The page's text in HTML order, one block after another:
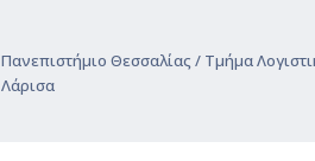
Πανεπιστήμιο Θεσσαλίας / Τμήμα
Λάρισα